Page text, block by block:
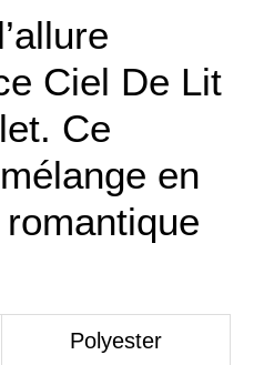
Ciel De Lit
Ce
en
Polyester